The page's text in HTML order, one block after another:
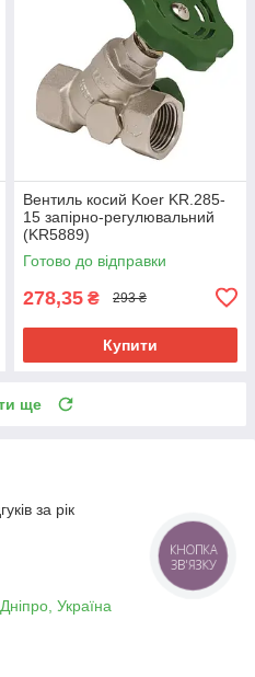
Вентиль косий Koer KR.285-
15 запірно-регулювальний
(KR5889)
Готово до відправки
278,35 ₴ 293 ₴
Купити
ще
за рік
Україна